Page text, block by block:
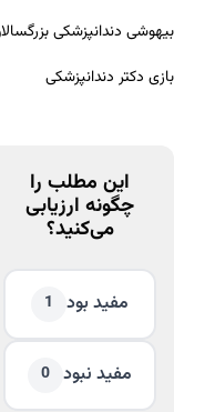
بیهوشی دندانپزشکی
بازی دکتر دندانپزشکی
این مطلب را
چگونه ارزیابی
می‌کنید؟
مفید بود 1
مفید نبود 0